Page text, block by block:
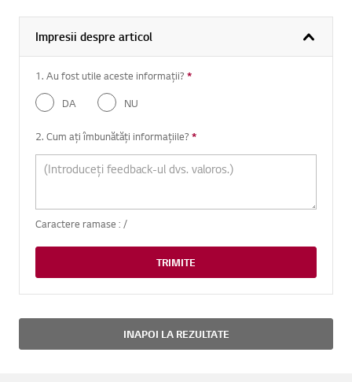
Impresii despre articol
1. Au fost utile aceste informații? *
DA
NU
2. Cum ați îmbunătăți informațiile? *
Caractere ramase : /
TRIMITE
INAPOI LA REZULTATE